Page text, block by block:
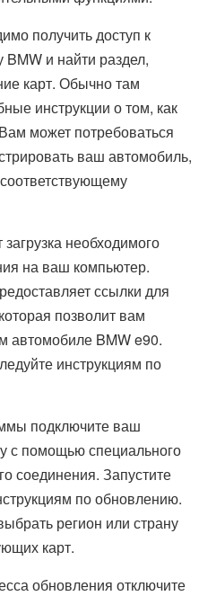
получить доступ к
и найти раздел,
карт. Обычно там
инструкции о том, как
может потребоваться
ваш автомобиль,
необходимого
на ваш компьютер.
ссылки для
позволит вам
автомобиле BMW e90.
инструкциям по
подключите ваш
с помощью специального
соединения. Запустите
по обновлению.
регион или страну
карт.
обновления отключите